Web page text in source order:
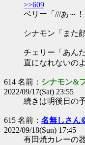
>>609
ベリー「///あ～！
シナモン「また
チェリー「あん
直になれないの
614 名前： シナモン&
2022/09/17(Sat) 23:55
続きは明後日の
615 名前： 名無しさん
2022/09/18(Sun) 17:45
有田焼カレーの